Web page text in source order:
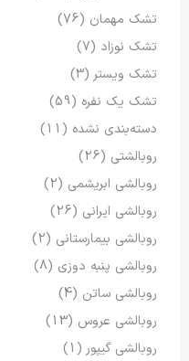
تشک مهمان (76)
تشک نوزاد (7)
تشک ویستر (3)
تشک یک نفره (59)
دسته‌بندی نشده (11)
روبالشتی (26)
روبالشی ابریشمی (2)
روبالشی ایرانی (26)
روبالشی بیمارستانی (2)
روبالشی پنبه دوزی (8)
روبالشی ساتن (4)
روبالشی عروس (13)
روبالشی گیپور (1)